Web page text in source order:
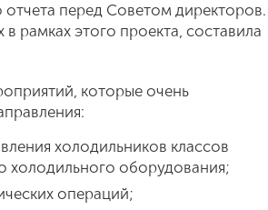
перед Советом директоров.
рамках этого проекта, составила
которые очень
холодильников классов
холодильного оборудования;
операций;